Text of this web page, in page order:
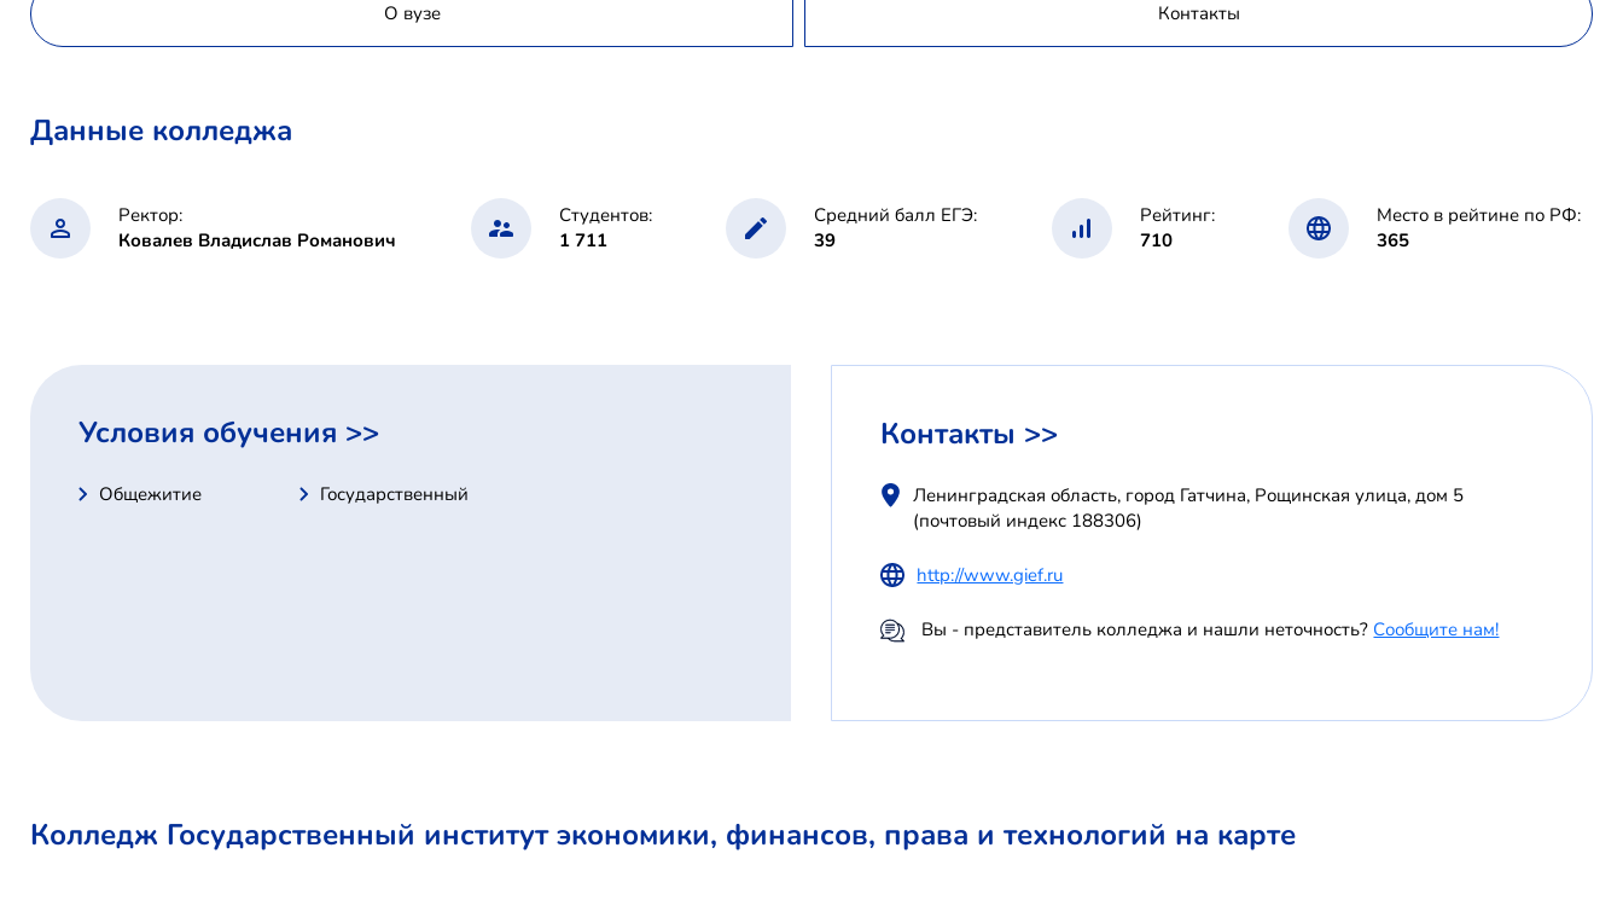
О вузе Контакты
Данные колледжа
Ректор:
Ковалев Владислав Романович
Студентов:
1 711
Средний балл ЕГЭ:
39
Рейтинг:
710
Место в рейтине по РФ:
365
Условия обучения >>
Общежитие Государственный
Контакты >>
Ленинградская область, город Гатчина, Рощинская улица, дом 5
(почтовый индекс 188306)
http://www.gief.ru
Вы - представитель колледжа и нашли неточность? Сообщите нам!
Колледж Государственный институт экономики, финансов, права и технологий на карте